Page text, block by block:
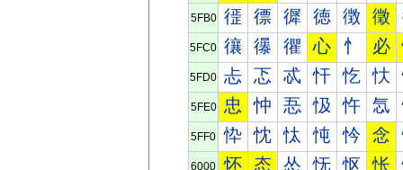
5FB0 徰 徱 徲 徳 徴 徵
5FC0 忀 忁 忂 心 忄 必
5FD0 忐 忑 忒 忓 忔 忕
5FE0 忠 忡 忢 忣 忤 忥
5FF0 忰 忱 忲 忳 忴 念
6000 怀 态 怂 怃 怄 怅